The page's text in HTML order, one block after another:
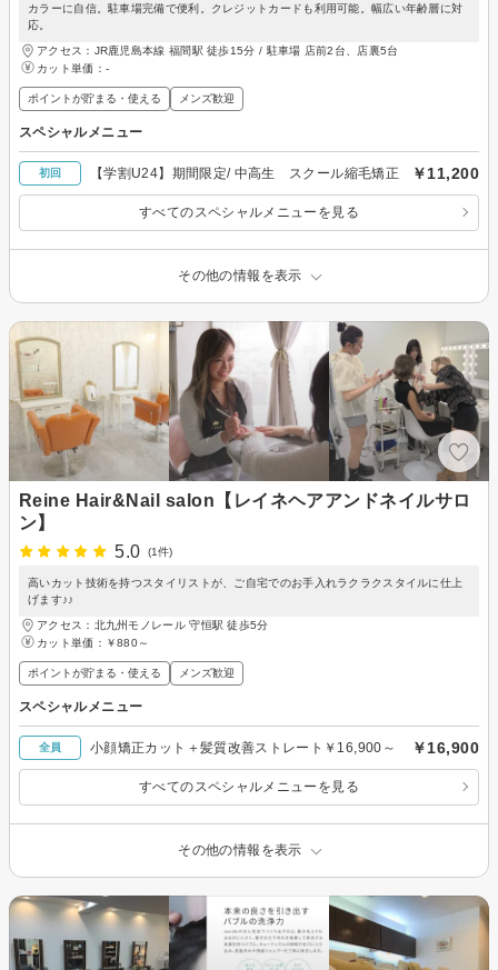
カラーに自信。駐車場完備で便利。クレジットカードも利用可能。幅広い年齢層に対
応。
アクセス：JR鹿児島本線 福間駅 徒歩15分 / 駐車場 店前2台、店裏5台
カット単価： -
ポイントが貯まる・使える メンズ歓迎
スペシャルメニュー
初回 【学割U24】期間限定/ 中高生 スクール縮毛矯正 ￥11,200
すべてのスペシャルメニューを見る
その他の情報を表示
Reine Hair&Nail salon【レイネヘアアンドネイルサロ
ン】
5.0
(1件)
高いカット技術を持つスタイリストが、ご自宅でのお手入れラクラクスタイルに仕上
げます♪♪
アクセス：北九州モノレール 守恒駅 徒歩5分
カット単価： ￥880～
ポイントが貯まる・使える メンズ歓迎
スペシャルメニュー
全員 小顔矯正カット＋髪質改善ストレート￥16,900～ ￥16,900
すべてのスペシャルメニューを見る
その他の情報を表示